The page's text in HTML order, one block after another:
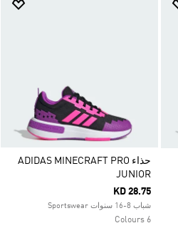
حذاء ADIDAS MINECRAFT PRO
JUNIOR
KD 28.75
شباب 8-16 سنوات Sportswear
6 Colours